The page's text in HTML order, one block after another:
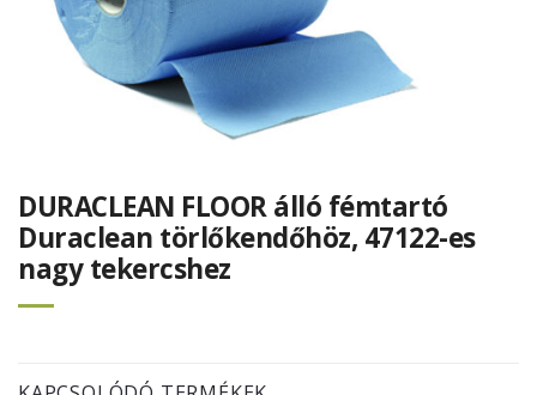
DURACLEAN FLOOR álló fémtartó
Duraclean törlőkendőhöz, 47122-es
nagy tekercshez